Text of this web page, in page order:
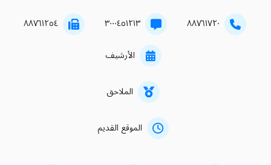
۸۸۷٦۱۷۲۰ ۳۰۰۰٤٥۱۲۱۳ ۸۸۷٦۱۲٥٤
الأرشيف
الملاحق
الموقع القديم